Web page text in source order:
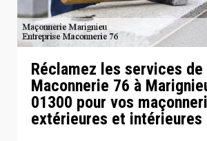
Réclamez les services
Maconnerie 76 à
01300 pour vos
extérieures et intérieures